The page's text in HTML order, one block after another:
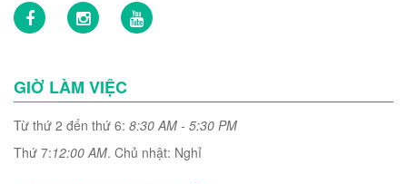
GIỜ LÀM VIỆC
Từ thứ 2 đến thứ 6: 8:30 AM - 5:30 PM
Thứ 7:12:00 AM. Chủ nhật: Nghỉ